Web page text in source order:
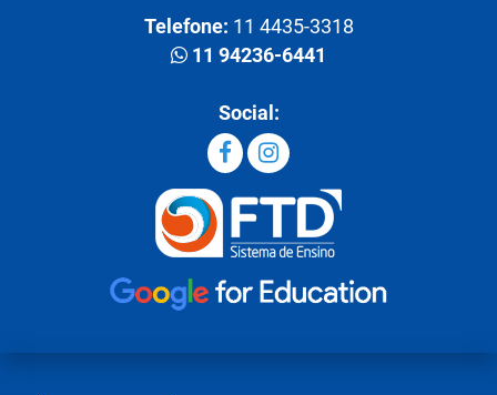
Telefone: 11 4435-3318
11 94236-6441
Social: